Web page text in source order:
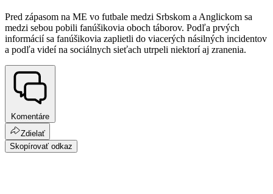
Pred zápasom na ME vo futbale medzi Srbskom a Anglickom sa
medzi sebou pobili fanúšikovia oboch táborov. Podľa prvých
informácií sa fanúšikovia zaplietli do viacerých násilných incidentov
a podľa videí na sociálnych sieťach utrpeli niektorí aj zranenia.
Komentáre
Zdielať
Skopírovať odkaz